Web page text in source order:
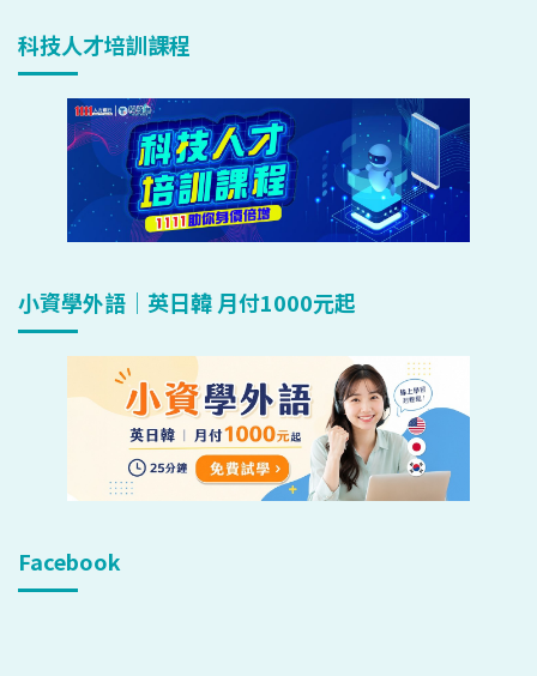
科技人才培訓課程
小資學外語｜英日韓 月付1000元起
Facebook